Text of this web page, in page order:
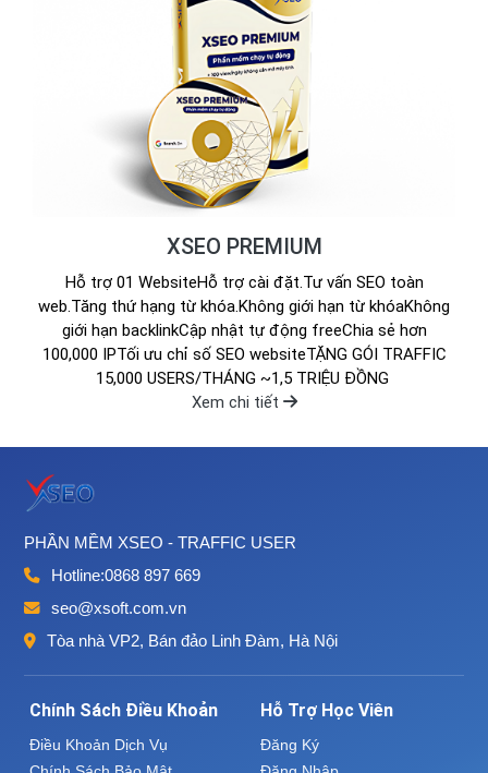
XSEO PREMIUM
Hỗ trợ 01 WebsiteHỗ trợ cài đặt.Tư vấn SEO toàn
web.Tăng thứ hạng từ khóa.Không giới hạn từ khóaKhông
giới hạn backlinkCập nhật tự động freeChia sẻ hơn
100,000 IPTối ưu chỉ số SEO websiteTẶNG GÓI TRAFFIC
15,000 USERS/THÁNG ~1,5 TRIỆU ĐỒNG
Xem chi tiết
PHẦN MỀM XSEO - TRAFFIC USER
Hotline:0868 897 669
seo@xsoft.com.vn
Tòa nhà VP2, Bán đảo Linh Đàm, Hà Nội
Chính Sách Điều Khoản
Điều Khoản Dịch Vụ
Hỗ Trợ Học Viên
Đăng Ký